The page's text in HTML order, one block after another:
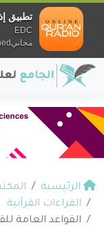
الرئيسية
القراءات القرآنية
القواعد العامة
تطبيق
EDC
مجانيundefined